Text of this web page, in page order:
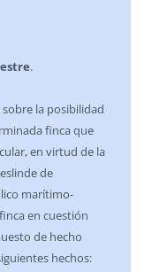
.
la posibilidad
finca que
en virtud de la
de
marítimo-
en cuestión
de hecho
hechos: